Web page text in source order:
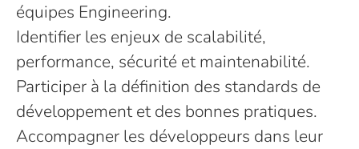
équipes Engineering.
Identifier les enjeux de scalabilité,
performance, sécurité et maintenabilité.
Participer à la définition des standards de
développement et des bonnes pratiques.
Accompagner les développeurs dans leur